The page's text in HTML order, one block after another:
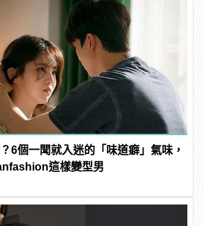
6個一聞就入迷的「味道癖」氣味，
這樣變型男